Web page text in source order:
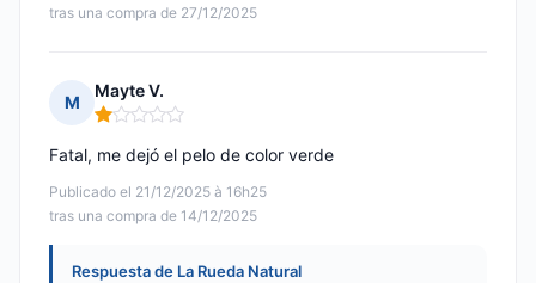
tras una compra de 27/12/2025
M
Mayte V.
Nota: 1 de 5
Publicado el 21/12/2025 à 16h25
tras una compra de 14/12/2025
Fatal, me dejó el pelo de color verde
Respuesta de La Rueda Natural